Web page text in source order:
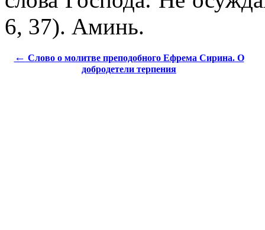
6, 37). Аминь.
← Слово о молитве преподобного Ефрема Сирина. О
добродетели терпения